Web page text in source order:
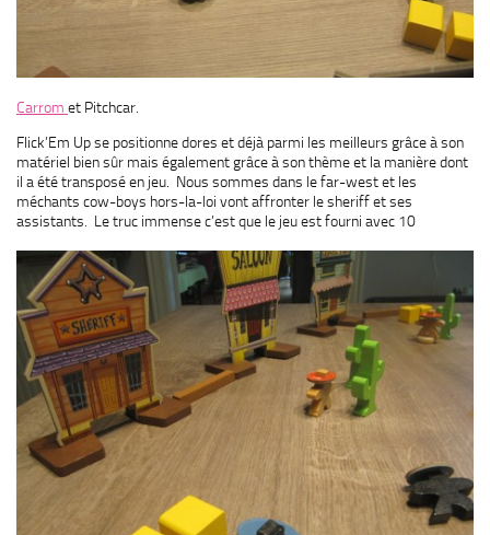
Carrom et Pitchcar.
Flick’Em Up se positionne dores et déjà parmi les meilleurs grâce à son
matériel bien sûr mais également grâce à son thème et la manière dont
il a été transposé en jeu. Nous sommes dans le far-west et les
méchants cow-boys hors-la-loi vont affronter le sheriff et ses
assistants. Le truc immensec’est que le jeu est fourni avec 10